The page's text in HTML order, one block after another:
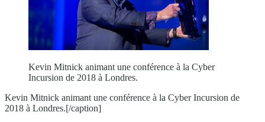
Kevin Mitnick animant une conférence à la Cyber
Incursion de 2018 à Londres.
Kevin Mitnick animant une conférence à la Cyber Incursion de
2018 à Londres.[/caption]